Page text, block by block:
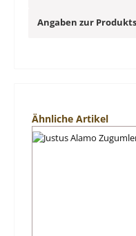
Angaben zur
Produktgalerie
Ähnliche Artikel